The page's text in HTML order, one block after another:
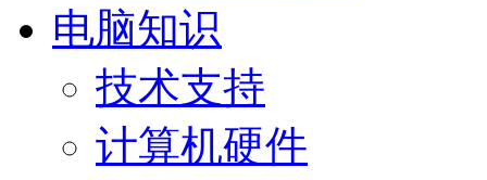
电脑知识
技术支持
计算机硬件